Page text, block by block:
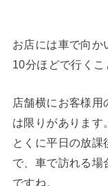
お店には車で向か
10分ほどで行くこ
店舗横にお客様用
は限りがあります。
とくに平日の放
で、車で訪れる場
ですね。